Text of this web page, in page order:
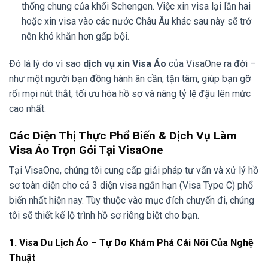
thống chung của khối Schengen. Việc xin visa lại lần hai
hoặc xin visa vào các nước Châu Âu khác sau này sẽ trở
nên khó khăn hơn gấp bội.
Đó là lý do vì sao dịch vụ xin Visa Áo của VisaOne ra đời –
như một người bạn đồng hành ân cần, tận tâm, giúp bạn gỡ
rối mọi nút thắt, tối ưu hóa hồ sơ và nâng tỷ lệ đậu lên mức
cao nhất.
Các Diện Thị Thực Phổ Biến & Dịch Vụ Làm
Visa Áo Trọn Gói Tại VisaOne
Tại VisaOne, chúng tôi cung cấp giải pháp tư vấn và xử lý hồ
sơ toàn diện cho cả 3 diện visa ngắn hạn (Visa Type C) phổ
biến nhất hiện nay. Tùy thuộc vào mục đích chuyến đi, chúng
tôi sẽ thiết kế lộ trình hồ sơ riêng biệt cho bạn.
1. Visa Du Lịch Áo – Tự Do Khám Phá Cái Nôi Của Nghệ
Thuật